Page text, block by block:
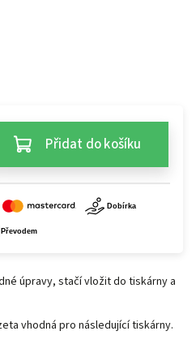
Přidat do košíku
úpravy, stačí vložit do tiskárny a
vhodná pro následující tiskárny.